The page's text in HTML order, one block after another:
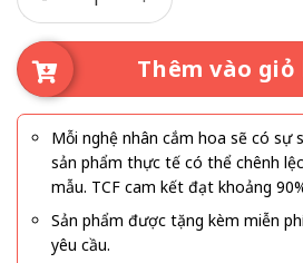
Thêm vào giỏ
Mỗi nghệ nhân cắm hoa sẽ có sự
sản phẩm thực tế có thể chênh
mẫu. TCF cam kết đạt khoảng
Sản phẩm được tặng kèm miễn
yêu cầu.